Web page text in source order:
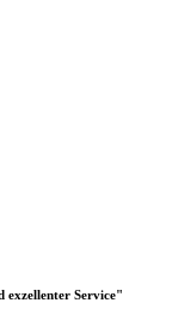
exzellenter Service"